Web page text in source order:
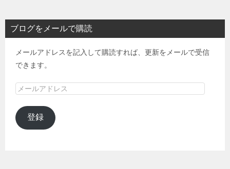
ブログをメールで購読
メールアドレスを記入して購読すれば、更新をメールで受信
できます。
メ
ル
ア
登録